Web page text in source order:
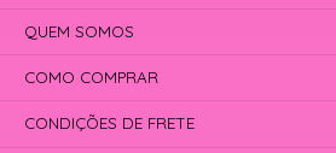
QUEM SOMOS
COMO COMPRAR
CONDIÇÕES DE FRETE